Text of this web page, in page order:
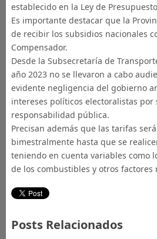
establecido en la Ley de
Es importante destacar que la
de recibir los subsidios nacionales
Compensador.
Desde la Subsecretaría de
año 2023 no se llevaron a cabo
evidente negligencia del gobierno
intereses políticos electoralistas por
responsabilidad pública.
Precisan además que las tarifas
bimestralmente hasta que se
teniendo en cuenta variables como
de los combustibles y otros factores
Posts Relacionados